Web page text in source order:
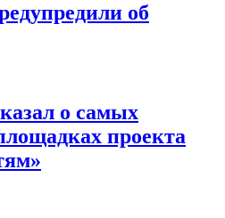
об
о самых
проекта